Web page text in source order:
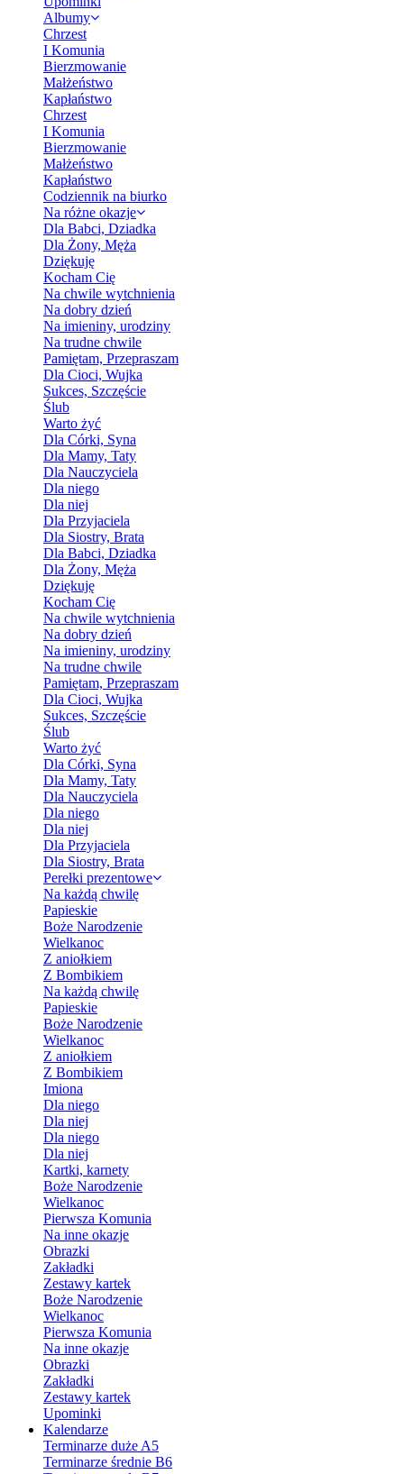
Albumy
Chrzest
I Komunia
Bierzmowanie
Małżeństwo
Kapłaństwo
Chrzest
I Komunia
Bierzmowanie
Małżeństwo
Kapłaństwo
Codziennik na biurko
Na różne okazje
Dla Babci, Dziadka
Dla Żony, Męża
Dziękuję
Kocham Cię
Na chwile wytchnienia
Na dobry dzień
Na imieniny, urodziny
Na trudne chwile
Pamiętam, Przepraszam
Dla Cioci, Wujka
Sukces, Szczęście
Ślub
Warto żyć
Dla Córki, Syna
Dla Mamy, Taty
Dla Nauczyciela
Dla niego
Dla niej
Dla Przyjaciela
Dla Siostry, Brata
Dla Babci, Dziadka
Dla Żony, Męża
Dziękuję
Kocham Cię
Na chwile wytchnienia
Na dobry dzień
Na imieniny, urodziny
Na trudne chwile
Pamiętam, Przepraszam
Dla Cioci, Wujka
Sukces, Szczęście
Ślub
Warto żyć
Dla Córki, Syna
Dla Mamy, Taty
Dla Nauczyciela
Dla niego
Dla niej
Dla Przyjaciela
Dla Siostry, Brata
Perełki prezentowe
Na każdą chwilę
Papieskie
Boże Narodzenie
Wielkanoc
Z aniołkiem
Z Bombikiem
Na każdą chwilę
Papieskie
Boże Narodzenie
Wielkanoc
Z aniołkiem
Z Bombikiem
Imiona
Dla niego
Dla niej
Dla niego
Dla niej
Kartki, karnety
Boże Narodzenie
Wielkanoc
Pierwsza Komunia
Na inne okazje
Obrazki
Zakładki
Zestawy kartek
Boże Narodzenie
Wielkanoc
Pierwsza Komunia
Na inne okazje
Obrazki
Zakładki
Zestawy kartek
Upominki
Kalendarze
Terminarze duże A5
Terminarze średnie B6